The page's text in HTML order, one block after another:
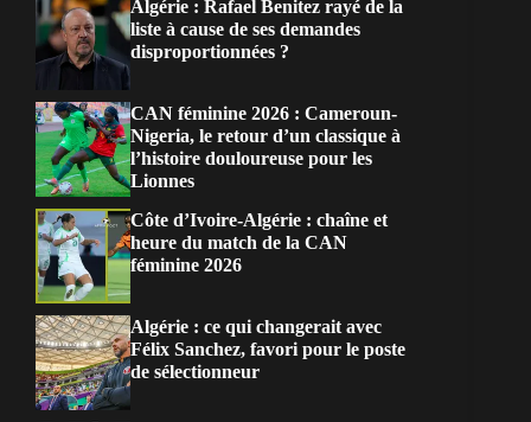
Algérie : Rafael Benitez rayé de la
liste à cause de ses demandes
disproportionnées ?
CAN féminine 2026 : Cameroun-
Nigeria, le retour d’un classique à
l’histoire douloureuse pour les
Lionnes
Côte d’Ivoire-Algérie : chaîne et
heure du match de la CAN
féminine 2026
Algérie : ce qui changerait avec
Félix Sanchez, favori pour le poste
de sélectionneur